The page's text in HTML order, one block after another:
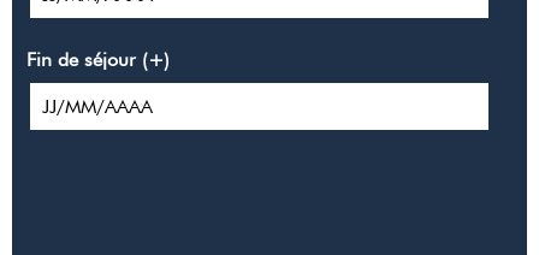
Fin de séjour (+)